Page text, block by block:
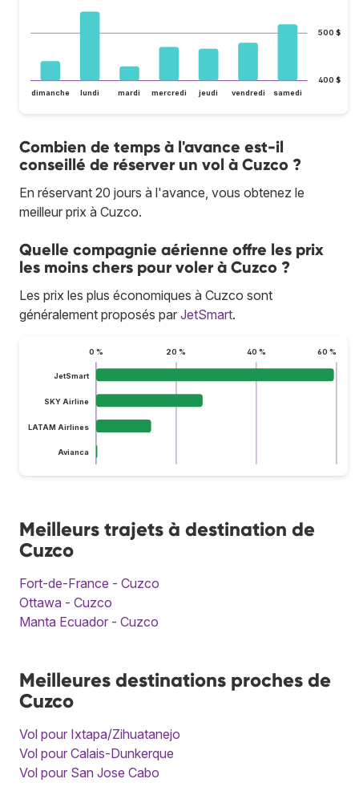
400 $
500 $
dimanche lundi mardi mercredi jeudi vendredi samedi
Combien de temps à l'avance est-il
conseillé de réserver un vol à Cuzco ?
En réservant 20 jours à l'avance, vous obtenez le
meilleur prix à Cuzco.
Quelle compagnie aérienne offre les prix
les moins chers pour voler à Cuzco ?
Les prix les plus économiques à Cuzco sont
généralement proposés par JetSmart.
0 % 20 % 40 % 60 %
JetSmart
SKY Airline
LATAM Airlines
Avianca
Meilleurs trajets à destination de
Cuzco
Fort-de-France - Cuzco
Ottawa - Cuzco
Manta Ecuador - Cuzco
Meilleures destinations proches de
Cuzco
Vol pour Ixtapa/Zihuatanejo
Vol pour Calais-Dunkerque
Vol pour San Jose Cabo